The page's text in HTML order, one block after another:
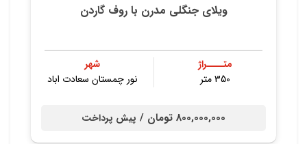
ویلای جنگلی مدرن با روف گاردن
متــــراژ
350 متر
شهر
نور چمستان سعادت اباد
800,000,000 تومان / پیش پرداخت